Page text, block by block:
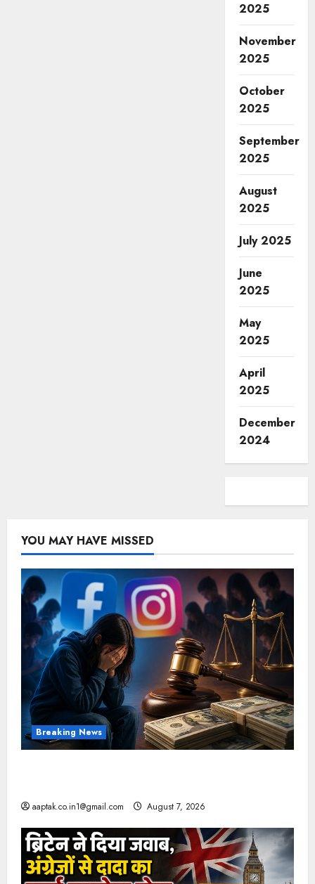
2025
November
2025
October
2025
September
2025
August
2025
July 2025
June
2025
May
2025
April
2025
December
2024
YOU MAY HAVE MISSED
Breaking News
aaptak.co.in1@gmail.com August 7, 2026